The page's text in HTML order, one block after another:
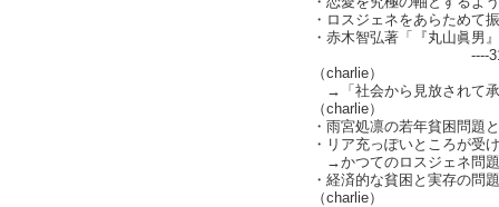
・ロスジェネをあらためて
・赤木智弘著「『丸山眞男
----31歳、フリー
（charlie）
→「社会から見放されて承
（charlie）
・雨宮処凛の若年貧困問題
・リア充っぽいところが受
→かつてのロスジェネ問題
・経済的な貧困と実存の問
（charlie）